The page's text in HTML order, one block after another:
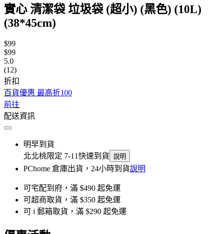
實心 清潔袋 垃圾袋 (超小) (黑色) (10L)
(38*45cm)
$99
$99
5.0
(12)
折扣
百貨優惠 最高折100
前往
配送資訊
明早到貨
北北桃限定 7-11快速到貨 說明
PChome 倉庫出貨，24小時到貨說明
可宅配到府，滿 $490 起免運
可超商取貨，滿 $350 起免運
可 i 郵箱取貨，滿 $290 起免運